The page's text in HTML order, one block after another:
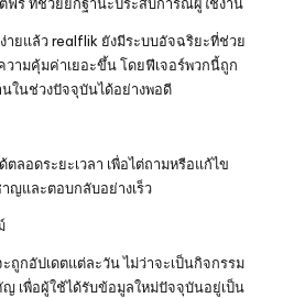
ายแล้ว realflik ยังมีระบบอัจฉริยะที่ช่วย
วามคุ้มค่าเยอะขึ้น โดยฟีเจอร์พวกนี้ถูก
ในช่วงปัจจุบันได้อย่างพอดี
ลอดระยะเวลา เพื่อไต่ถามหรือแก้ไข
ญและตอบกลับอย่างเร็ว
ถูกอัปเดตแต่ละวัน ไม่ว่าจะเป็นกิจกรรม
เพื่อผู้ใช้ได้รับข้อมูลใหม่ปัจจุบันอยู่เป็น